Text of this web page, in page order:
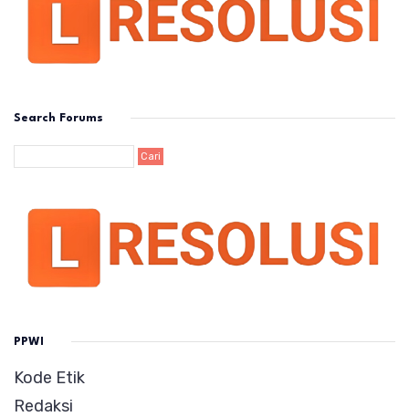
Search Forums
PPWI
Kode Etik
Redaksi